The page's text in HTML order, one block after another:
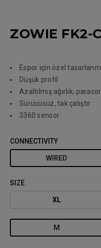
ZOWIE FK2-
Espor için özel
Düşük profil
Azaltılmış ağırlık;
Sürücüsüz, tak çalıştır
3360 sensor
CONNECTIVITY
WIRED
SIZE
XL
M